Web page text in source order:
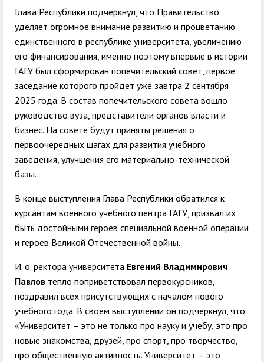
Глава Республики подчеркнул, что Правительство
уделяет огромное внимание развитию и процветанию
единственного в республике университета, увеличению
его финансирования, именно поэтому впервые в истории
ГАГУ был сформирован попечительский совет, первое
заседание которого пройдет уже завтра 2 сентября
2025 года. В состав попечительского совета вошло
руководство вуза, представители органов власти и
бизнес. На совете будут приняты решения о
первоочередных шагах для развития учебного
заведения, улучшения его материально-технической
базы.
В конце выступления Глава Республики обратился к
курсантам военного учебного центра ГАГУ, призвал их
быть достойными героев специальной военной операции
и героев Великой Отечественной войны.
И. о. ректора университета Евгений Владимирович
Павлов тепло поприветствовал первокурсников,
поздравил всех присутствующих с началом нового
учебного года. В своем выступлении он подчеркнул, что
«Университет – это не только про науку и учебу, это про
новые знакомства, друзей, про спорт, про творчество,
про общественную активность. Университет – это